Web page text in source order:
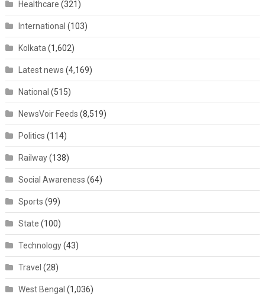
Healthcare (321)
International (103)
Kolkata (1,602)
Latest news (4,169)
National (515)
NewsVoir Feeds (8,519)
Politics (114)
Railway(138)
Social Awareness (64)
Sports (99)
State (100)
Technology(43)
Travel (28)
West Bengal (1,036)